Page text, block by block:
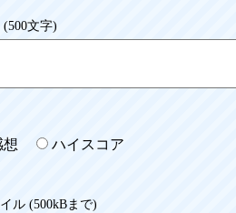
(500文字)
想
ハイスコア
ル (500kBまで)